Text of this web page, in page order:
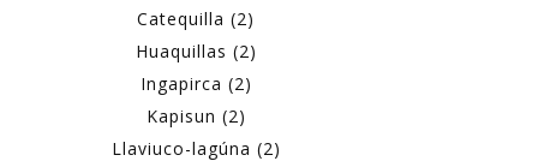
Catequilla (2)
Huaquillas (2)
Ingapirca (2)
Kapisun (2)
Llaviuco-lagúna (2)